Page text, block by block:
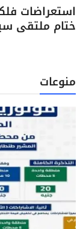
استعراضات
ختام ملتقى
منوعات